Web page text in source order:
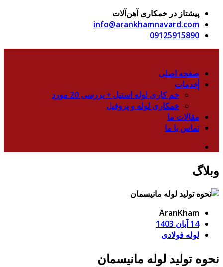
پیشتاز در خمکاری آهن‌آلات
info@arankhamnavard.com
09125915890
صفحه اصلی
خدمات
خم کاری لوله استیل + بررسی 20 مورد
خمکاری لوله و پروفیل
مقالات ما
تماس با ما
وبلاگ
AranKham
14 آبان 1403
لوله فولادی
نحوه تولید لوله مانیسمان